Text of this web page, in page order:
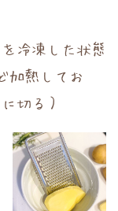
冷凍した状態
加熱してお
切る）